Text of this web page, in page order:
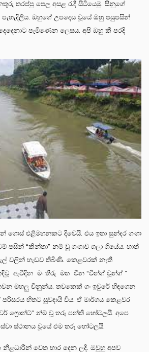
තරප්පු පෙල අසළ රැදී සිටියෙමු. සීනුගේ
පැහැදිලිය. ඔහුගේ උපදෙස වූයේ ඔහු පසුපසින්
පැමිණෙන ලෙසය. අපි ඔහු කී පරදි
ගොස් එළිමහනකට දිවෙයි. එය ඉතා සුන්දර ගංගා
පසින් “කින්තා” නම් වූ ගංගාව ගලා ගියේය. හාත්
වලින් හැඩව තිබිණි. කෙළවරක් නැති
ඇවිදින මං තීරු මත චීන “වින්ග් චූන්ග් ”
මහලු චීනුන්ය. තවකෙක් ගං ඉවුරේ හිඳගෙන
හිතට සුවදායි විය. ඒ මාර්ගය කෙළවර
ෆ්‍රොන්ට්” න්ම් වූ තරු පන්ති හෝටලයි. අපෙ
ස්ථානය වූයේ එම තරු හෝටලයි.
වෙත භාර දෙන ලදි. ඔවුහු අපව